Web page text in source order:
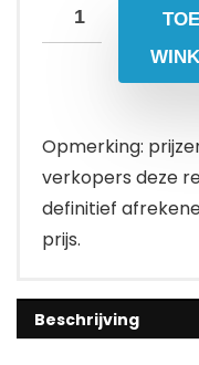
Opmerking:
verkopers deze
definitief
prijs.
Beschrijving